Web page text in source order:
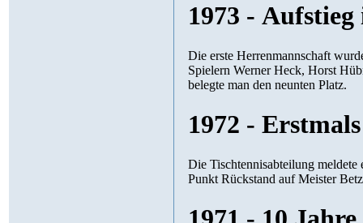
1973 -
Die erste Herrenmannschaft wurde Meister der
Spielern Werner Heck, Horst Hübner, Burkhard Jaeger, Karl-Hans Born, Norbert Stork und
belegte man den neunten Platz.
1972 -
Die Tischtennisabteilung meldete erstmals eine